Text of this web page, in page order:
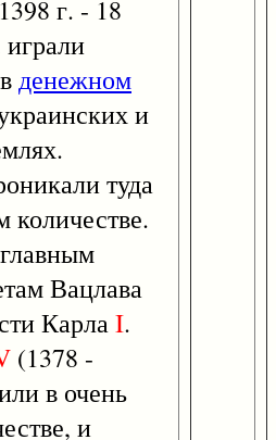
г. - 18
денежном
и
туда
количестве.
Вацлава
КарлаI.
(1378 -
в очень
и